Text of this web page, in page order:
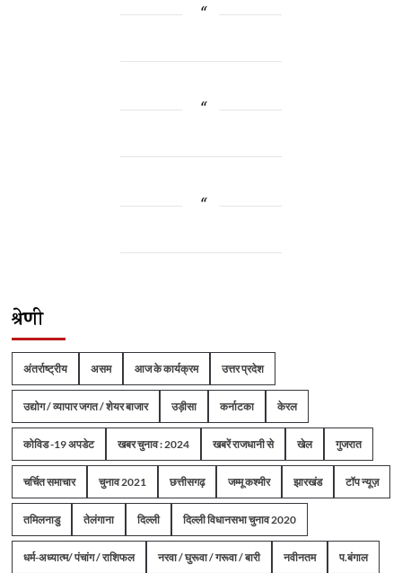
श्रेणी
अंतर्राष्ट्रीय असम आज के कार्यक्रम उत्तर प्रदेश
उद्योग / व्यापार जगत / शेयर बाजार उड़ीसा कर्नाटका केरल
कोविड -19 अपडेट खबर चुनाव : 2024 खबरें राजधानी से खेल गुजरात
चर्चित समाचार चुनाव 2021 छत्तीसगढ़ जम्मू कश्मीर झारखंड टॉप न्यूज़
तमिलनाडु तेलंगाना दिल्ली दिल्ली विधानसभा चुनाव 2020
धर्म-अध्यात्म/ पंचांग / राशिफल नरवा / घुरूवा / गरूवा / बारी नवीनतम प.बंगाल